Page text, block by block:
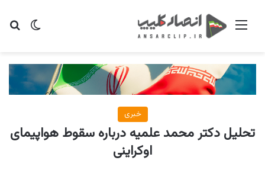
تغییر منو
خبری
تحلیل دکتر محمد علمیه درباره سقوط هواپیمای
اوکراینی